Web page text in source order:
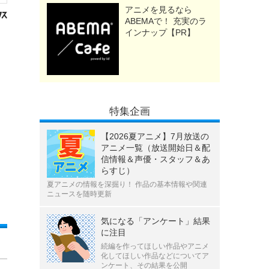
アニメを見るなら
ABEMAで！ 充実のラ
インナップ【PR】
特集企画
【2026夏アニメ】7月放送の
アニメ一覧（放送開始日＆配
信情報＆声優・スタッフ＆あ
らすじ）
夏アニメの情報を深掘り！ 作品の基本情報や関連
ニュースを随時更新
気になる「アンケート」結果
に注目
続編を作ってほしい作品やアニメ
化してほしい作品などについてア
ンケート、その結果を公開